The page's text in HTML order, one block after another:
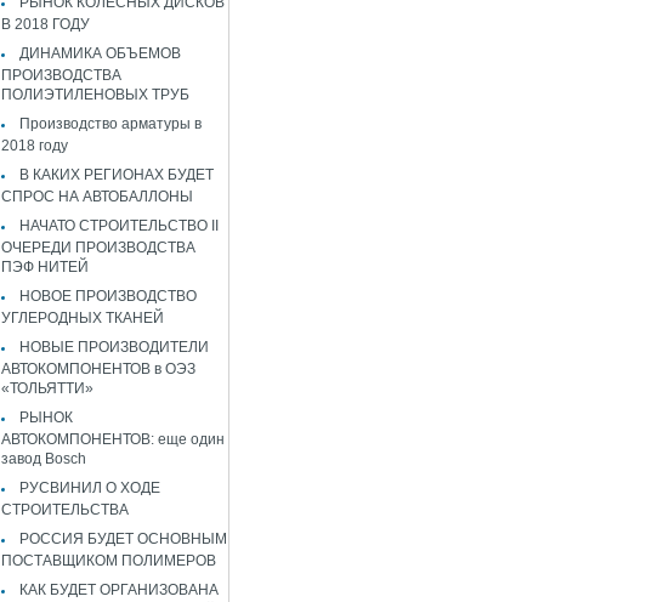
В 2018 ГОДУ
ДИНАМИКА ОБЪЕМОВ
ПРОИЗВОДСТВА
ПОЛИЭТИЛЕНОВЫХ ТРУБ
Производство арматуры в
2018 году
В КАКИХ РЕГИОНАХ БУДЕТ
СПРОС НА АВТОБАЛЛОНЫ
НАЧАТО СТРОИТЕЛЬСТВО II
ОЧЕРЕДИ ПРОИЗВОДСТВА
ПЭФ НИТЕЙ
НОВОЕ ПРОИЗВОДСТВО
УГЛЕРОДНЫХ ТКАНЕЙ
НОВЫЕ ПРОИЗВОДИТЕЛИ
АВТОКОМПОНЕНТОВ в ОЭЗ
«ТОЛЬЯТТИ»
РЫНОК
АВТОКОМПОНЕНТОВ: еще один
завод Bosch
РУСВИНИЛ О ХОДЕ
СТРОИТЕЛЬСТВА
РОССИЯ БУДЕТ ОСНОВНЫМ
ПОСТАВЩИКОМ ПОЛИМЕРОВ
КАК БУДЕТ ОРГАНИЗОВАНА